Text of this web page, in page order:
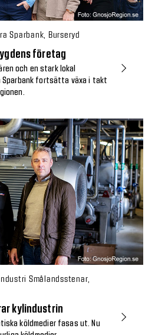
Sparbank, Burseryd
företag
och en stark lokal
Sparbank fortsätta växa i takt
Smålandsstenar,
kylindustrin
köldmedier fasas ut. Nu